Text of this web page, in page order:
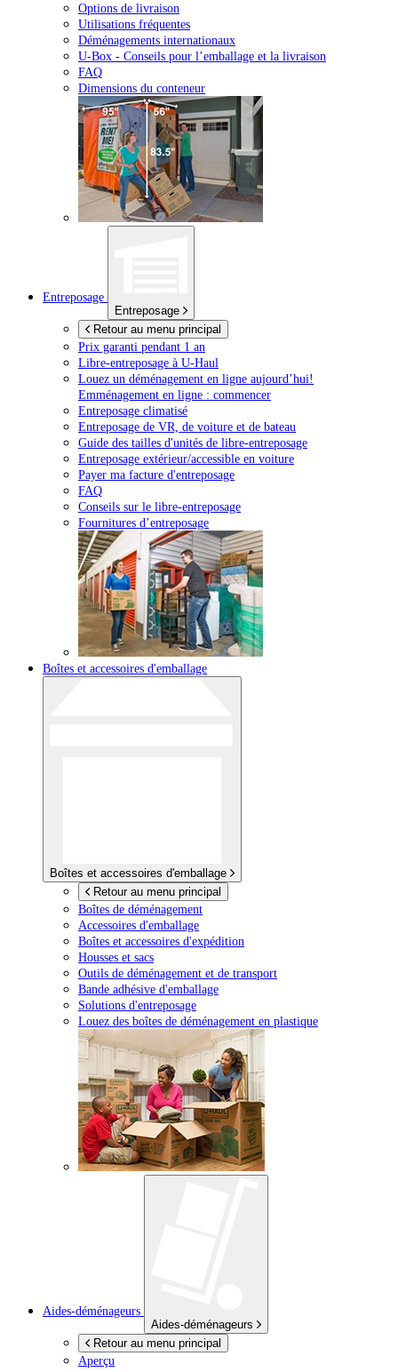
Options de livraison
Utilisations fréquentes
Déménagements internationaux
U-Box - Conseils pour l’emballage et la livraison
FAQ
Dimensions du conteneur
Entreposage
Entreposage
Retour au menu principal
Prix garanti pendant 1 an
Libre-entreposage à U-Haul
Louez un déménagement en ligne aujourd’hui!
Emménagement en ligne : commencer
Entreposage climatisé
Entreposage de VR, de voiture et de bateau
Guide des tailles d'unités de libre-entreposage
Entreposage extérieur/accessible en voiture
Payer ma facture d'entreposage
FAQ
Conseils sur le libre-entreposage
Fournitures d’entreposage
Boîtes et accessoires d'emballage
Boîtes et accessoires d'emballage
Retour au menu principal
Boîtes de déménagement
Accessoires d'emballage
Boîtes et accessoires d'expédition
Housses et sacs
Outils de déménagement et de transport
Bande adhésive d'emballage
Solutions d'entreposage
Louez des boîtes de déménagement en plastique
Aides-déménageurs
Aides-déménageurs
Retour au menu principal
Aperçu